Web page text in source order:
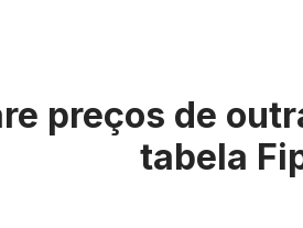
preços de
tabela